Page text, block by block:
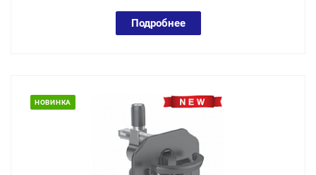
Подробнее
НОВИНКА